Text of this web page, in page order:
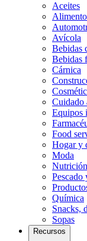
Aceites
Avícola
Bebidas
Bebidas
Cárnica
Cuidado
Equipos
Food
Hogar y
Moda
Pescado
Química
Snacks,
Sopas
Recursos